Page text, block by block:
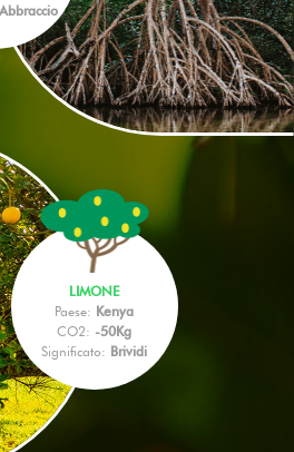
Abbraccio
LIMONE
Paese: Kenya
CO2: -50Kg
Significato: Brividi